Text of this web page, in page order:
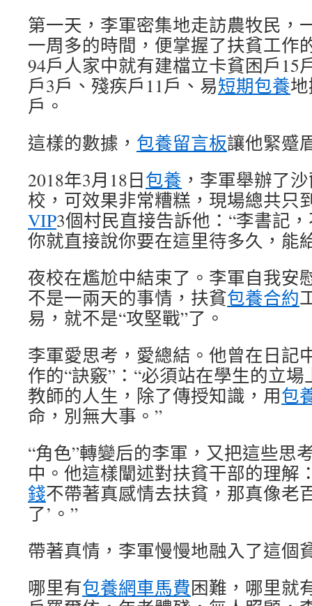
第一天，李軍密集地走訪農牧民，
一周多的時間，便掌握了扶貧工作
94戶人家中就有建檔立卡貧困戶15
戶3戶、殘疾戶11戶、易短期包養
戶。
這樣的數據， 包養留言板讓他緊蹙
2018年3月18日包養 ，李軍舉辦了
校，可效果非常糟糕，現場總共只
VIP3個村民直接告訴他：“李書記
你就直接說你要在這里待多久，能
夜校在尷尬中結束了。李軍自我安
不是一兩天的事情，扶貧包養合約
易，就不是“攻堅戰”了。
李軍愛思考，愛總結。他曾在日記
作的“訣竅”：“必須站在學生的立場
教師的人生，除了傳授知識，用包
命，別無大事。”
“角色”轉變后的李軍，又把這些思
中。他這樣闡述對扶貧干部的理解
錢不帶著真感情去扶貧，那真像老
了’。”
帶著真情，李軍慢慢地融入了這個
哪里有包養網車馬費困難，哪里就